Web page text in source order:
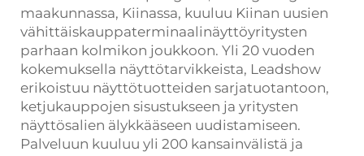
maakunnassa, Kiinassa, kuuluu Kiinan uusien
vähittäiskauppaterminaalinäyttöyritysten
parhaan kolmikon joukkoon. Yli 20 vuoden
kokemuksella näyttötarvikkeista, Leadshow
erikoistuu näyttötuotteiden sarjatuotantoon,
ketjukauppojen sisustukseen ja yritysten
näyttösalien älykkääseen uudistamiseen.
Palveluun kuuluu yli 200 kansainvälistä ja